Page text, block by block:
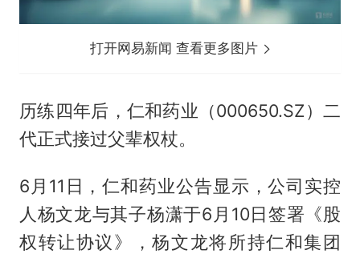
打开网易新闻 查看更多图片
历练四年后，仁和药业（000650.SZ）二
代正式接过父辈权杖。
6月11日，仁和药业公告显示，公司实控
人杨文龙与其子杨潇于6月10日签署《股
权转让协议》，杨文龙将所持仁和集团